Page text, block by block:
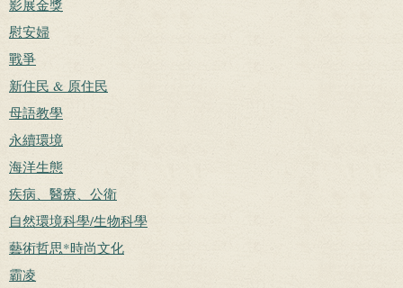
影展金獎
慰安婦
戰爭
新住民 & 原住民
母語教學
永續環境
海洋生態
疾病、醫療、公衛
自然環境科學/生物科學
藝術哲思*時尚文化
霸凌